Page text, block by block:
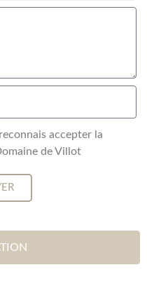
accepter la
de Villot